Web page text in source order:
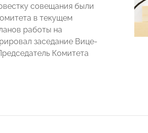
совещания были
в текущем
работы на
заседание Вице-
Комитета